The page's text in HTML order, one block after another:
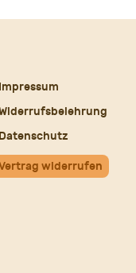
Impressum
Datenschutz
widerrufen